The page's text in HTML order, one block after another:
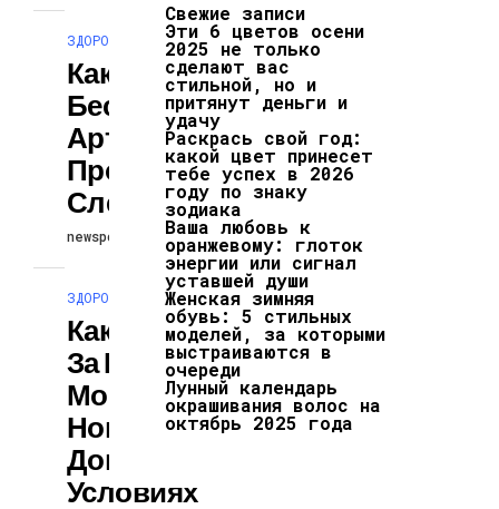
ЗДОРОВЬЕ И КРАСОТА
Какие Пять
Бесценных
Артефактов
Пропали Без
Следа
newspodcast 26.02.2024
ЗДОРОВЬЕ И КРАСОТА
Какие Средства
За Копейки
Могут Укрепить
Ногти В
Домашних
Условиях
Свежие записи
Эти 6 цветов осени
2025 не только
сделают вас
стильной, но и
притянут деньги и
удачу
Раскрась свой год:
какой цвет принесет
тебе успех в 2026
году по знаку
зодиака
Ваша любовь к
оранжевому: глоток
энергии или сигнал
уставшей души
Женская зимняя
обувь: 5 стильных
моделей, за которыми
выстраиваются в
очереди
Лунный календарь
окрашивания волос на
октябрь 2025 года